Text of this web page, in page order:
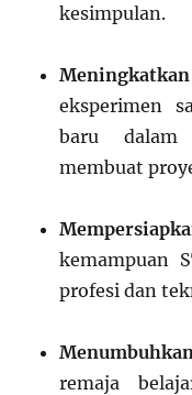
kesimpulan.
eksperimen
baru dalam
membuat
kemampuan
profesi dan
remaja